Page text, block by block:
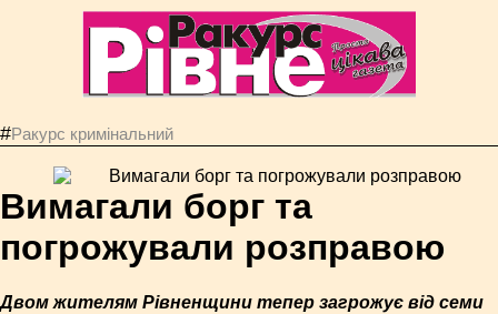
#Ракурс кримінальний
Вимагали борг та
погрожували розправою
Двом жителям Рівненщини тепер загрожує від семи